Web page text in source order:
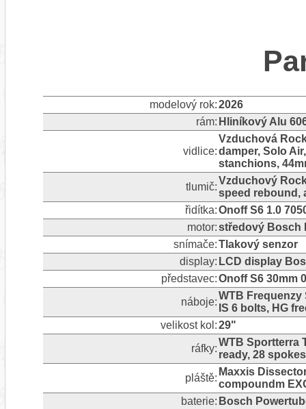
modelový rok:2026
rám: Hliníkový Alu
vidlice:
Vzduchová
damper, Solo
stanchions,
tlumič:
Vzduchový
speed rebound,
řidítka:Onoff S6 1.0
motor:středový Bosch
snímače:Tlakový senzor
display: LCD display
představec:Onoff S6 30mm
náboje:
WTB Frequenzy
IS 6 bolts, HG
velikost kol:29"
ráfky:
WTB Sportterra
ready, 28 spokes
pláště:
Maxxis
compoundm
baterie: Bosch